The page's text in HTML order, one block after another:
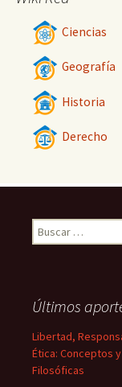
Ciencias
Geografía
Historia
Derecho
Buscar:
Últimos
Libertad,
Ética: Conceptos
Filosóficas